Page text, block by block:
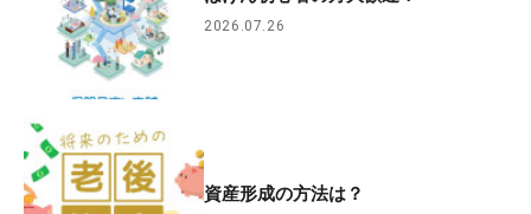
2026.07.26
資産形成の方法は？